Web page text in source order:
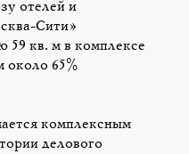
отелей и
Сити»
59 кв. м в комплексе
около 65%
комплексным
делового